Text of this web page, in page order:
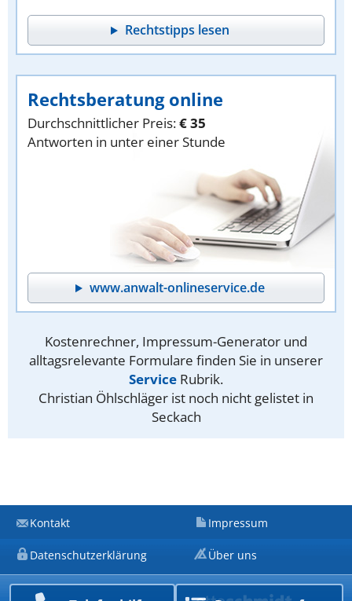
Rechtstipps lesen
Rechtsberatung online
Durchschnittlicher Preis:€ 35
Antworten in unter einer Stunde
www.anwalt-onlineservice.de
Kostenrechner, Impressum-Generator und
alltagsrelevante Formulare finden Sie in unserer
Service Rubrik.
Christian Öhlschläger ist noch nicht gelistet in
Seckach
Kontakt Impressum
Datenschutzerklärung Über uns